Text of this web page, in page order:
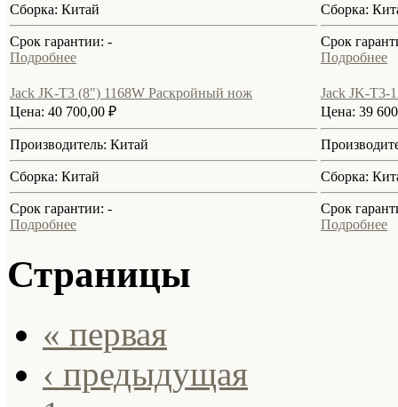
Сборка: Китай
Срок гарантии: -
Подробнее
Сборка:
Срок
Подробнее
Jack JK-T3 (8") 1168W Раскройный нож
Цена: 40 700,00 ₽
Производитель: Китай
Сборка: Китай
Срок гарантии: -
Подробнее
Jack JK-T3-
Цена: 39
Сборка:
Срок
Подробнее
Страницы
« первая
‹ предыдущая